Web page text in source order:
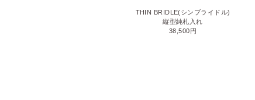
THIN BRIDLE(シンブライドル)
縦型純札入れ
38,500円